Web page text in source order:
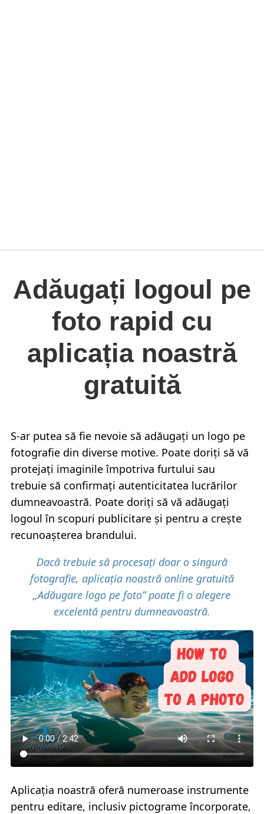
Adăugați logoul pe
foto rapid cu
aplicația noastră
gratuită
S-ar putea să fie nevoie să adăugați un logo pe
fotografie din diverse motive. Poate doriți să vă
protejați imaginile împotriva furtului sau
trebuie să confirmați autenticitatea lucrărilor
dumneavoastră. Poate doriți să vă adăugați
logoul în scopuri publicitare și pentru a crește
recunoașterea brandului.
Dacă trebuie să procesați doar o singură
fotografie, aplicația noastră online gratuită
„Adăugare logo pe foto” poate fi o alegere
excelentă pentru dumneavoastră.
Aplicația noastră oferă numeroase instrumente
pentru editare, inclusiv pictograme încorporate,